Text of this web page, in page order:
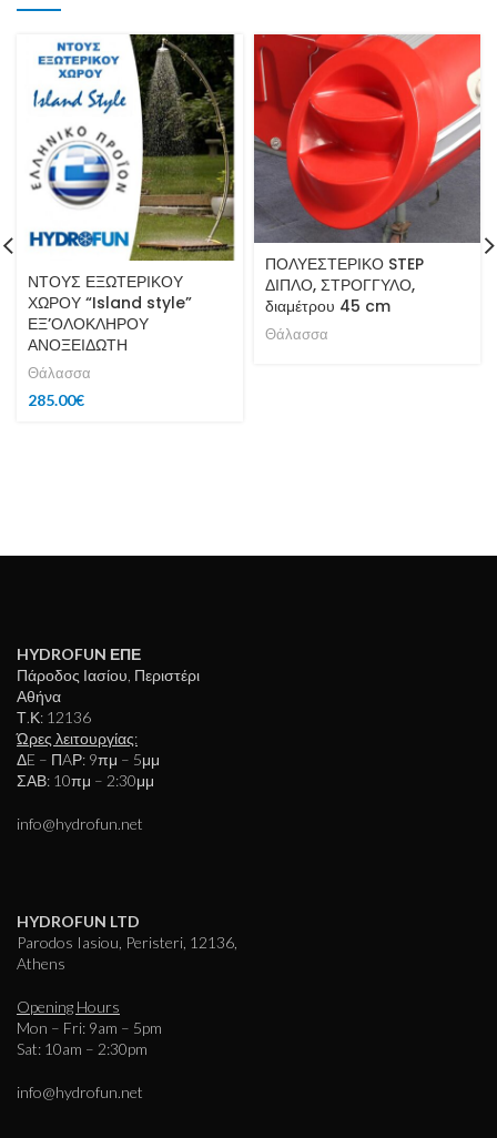
ΝΤΟΥΣ ΕΞΩΤΕΡΙΚΟΥ
ΧΩΡΟΥ “Island style”
ΕΞ’ΟΛΟΚΛΗΡΟΥ
ΑΝΟΞΕΙΔΩΤΗ
Θάλασσα
285.00€
ΠΟΛΥΕΣΤΕΡΙΚΟ STEP
ΔΙΠΛΟ, ΣΤΡΟΓΓΥΛΟ,
διαμέτρου 45 cm
Θάλασσα
HYDROFUN ΕΠΕ
Πάροδος Ιασίου, Περιστέρι
Αθήνα
Τ.Κ: 12136
Ώρες λειτουργίας:
ΔE – ΠAΡ: 9πμ – 5μμ
ΣΑΒ: 10πμ – 2:30μμ
info@hydrofun.net
HYDROFUN LTD
Parodos Iasiou, Peristeri, 12136,
Athens
Opening Hours
Mon – Fri: 9am – 5pm
Sat: 10am – 2:30pm
info@hydrofun.net